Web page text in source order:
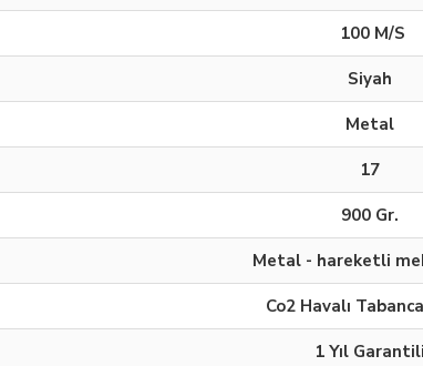
100 M/S
Siyah
Metal
17
900 Gr.
Metal - hareketli
Co2 Havalı
1 Yıl Garantili